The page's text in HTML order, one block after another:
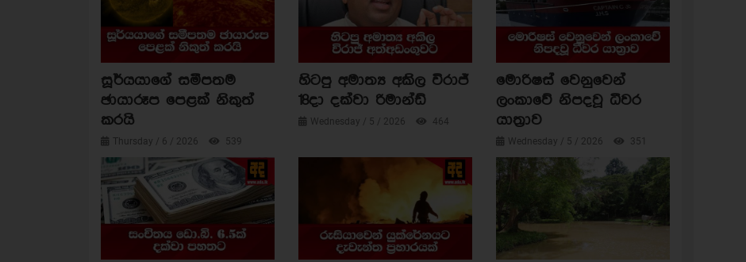
සූර්යයාගේ සමීපතම
ඡායාරූප පෙළක් නිකුත්
කරයි
Thursday / 6 / 2026 539
හිටපු අමාත්‍ය අකිල විරාජ්
18දා දක්වා රිමාන්ඩ්
Wednesday / 5 / 2026 464
මොරිෂස් වෙනුවෙන්
ලංකාවේ නිපදවූ ධීවර
යාත්‍රාව
Wednesday / 5 / 2026 351